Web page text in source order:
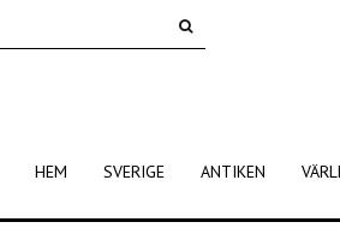
HEM SVERIGE ANTIKEN